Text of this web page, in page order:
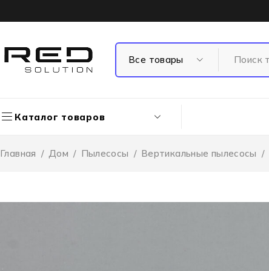
Каталог товаров
Главная / Дом / Пылесосы / Вертикальные пылесосы /